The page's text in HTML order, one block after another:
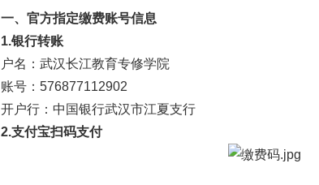
一、官方指定缴费账号信息
1.银行转账
户名：武汉长江教育专修学院
账号：576877112902
开户行：中国银行武汉市江夏支行
2.支付宝扫码支付